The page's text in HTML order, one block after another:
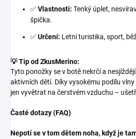
✅Vlastnosti: Tenký úplet,
špička.
✅Určení: Letní turistika, sport,
💡 Tip od ZkusMerino:
Tyto ponožky se v botě nekrčí a
aktivních dětí. Díky vysokému podílu
jen vyvětrat na čerstvém vzduchu –
Časté dotazy (FAQ)
Nepotí se v tom dětem noha, když je